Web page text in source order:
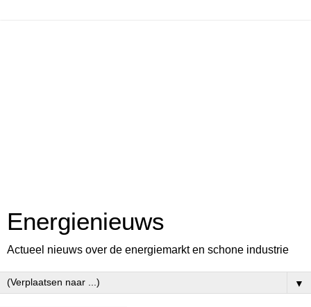
Energienieuws
Actueel nieuws over de energiemarkt en schone industrie
▼